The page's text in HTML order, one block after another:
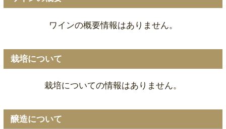
ワインの概要情報はありません。
栽培について
栽培についての情報はありません。
醸造について